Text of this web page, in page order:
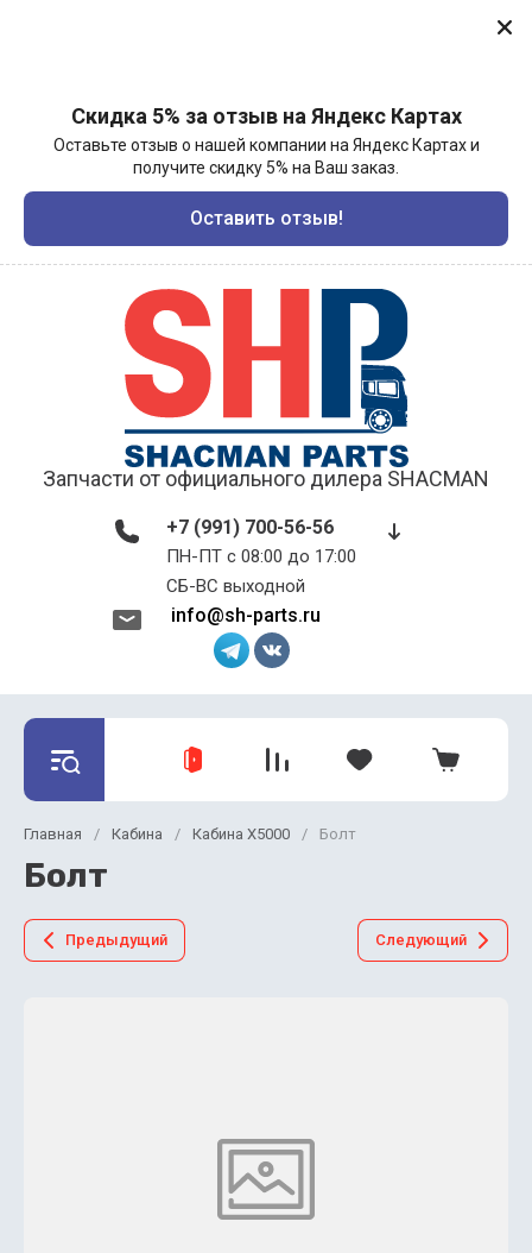
Скидка 5% за отзыв на Яндекс Картах
Оставьте отзыв о нашей компании на Яндекс Картах и
получите скидку 5% на Ваш заказ.
Оставить отзыв!
Запчасти от официального дилера SHACMAN
+7 (991) 700-56-56
ПН-ПТ с 08:00 до 17:00 ​​​​​​​
СБ-ВС выходной
info@sh-parts.ru
Главная / Кабина / Кабина X5000 / Болт
Болт
Предыдущий Следующий